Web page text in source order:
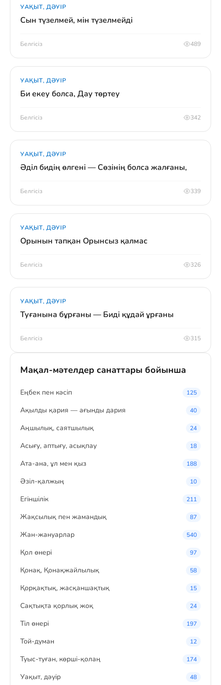
УАҚЫТ, ДӘУІР
Сын түзелмей, мін түзелмейді
Белгісіз 489
УАҚЫТ, ДӘУІР
Би екеу болса, Дау төртеу
Белгісіз 342
УАҚЫТ, ДӘУІР
Әділ бидің өлгені — Сөзінің болса жалғаны,
Белгісіз 339
УАҚЫТ, ДӘУІР
Орынын тапқан Орынсыз қалмас
Белгісіз 326
УАҚЫТ, ДӘУІР
Туғанына бұрғаны — Биді құдай ұрғаны
Белгісіз 315
Мақал-мәтелдер санаттары бойынша
Eңбек пен кәсіп 125
Ақылды қария — ағынды дария 40
Аңшылық, саятшылық 24
Асығу, аптығу, асықпау 18
Ата-ана, ұл мен қыз 188
Әзіл-қалжың 10
Егіншілік 211
Жақсылық пен жамандық 87
Жан-жануарлар 540
Қол өнері 97
Қонақ, Қонақжайлылық 58
Қорқақтық, жасқаншақтық 15
Сақтықта қорлық жоқ 24
Тіл өнері 197
Той-думан 12
Туыс-туған, көрші-қолаң 174
Уақыт, дәуір 48